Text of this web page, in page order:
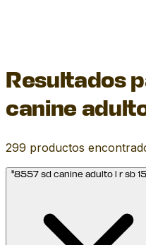
Resultados
canine
299 productos
"8557 sd canine adulto l r sb